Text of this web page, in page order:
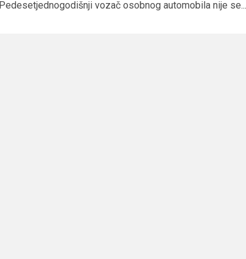
Pedesetjednogodišnji vozač osobnog automobila nije se...